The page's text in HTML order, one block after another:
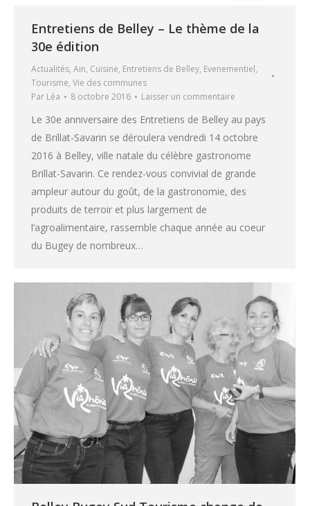
Entretiens de Belley – Le thème de la
30e édition
Actualités, Ain, Cuisine, Entretiens de Belley, Evenementiel,
Tourisme, Vie des communes
Par Léa 8 octobre 2016 Laisser un commentaire
Le 30e anniversaire des Entretiens de Belley au pays
de Brillat-Savarin se déroulera vendredi 14 octobre
2016 à Belley, ville natale du célèbre gastronome
Brillat-Savarin. Ce rendez-vous convivial de grande
ampleur autour du goût, de la gastronomie, des
produits de terroir et plus largement de
l’agroalimentaire, rassemble chaque année au coeur
du Bugey de nombreux…